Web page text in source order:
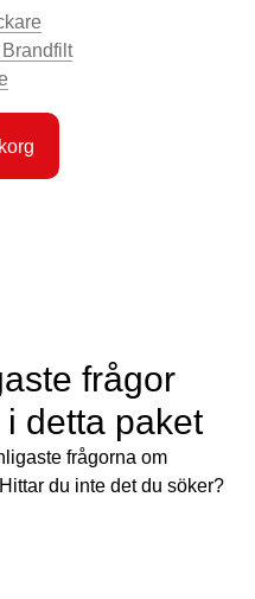
frågor
detta paket
frågorna om
du inte det du söker?